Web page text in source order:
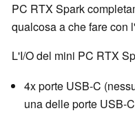
PC RTX Spark
qualcosa a che fare con
L'I/O del mini PC RTX
4x porte USB-C
una delle porte USB-